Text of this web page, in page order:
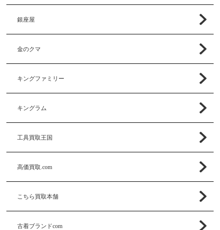
銀座屋
金のクマ
キングファミリー
キングラム
工具買取王国
高価買取.com
こちら買取本舗
古着ブランドcom